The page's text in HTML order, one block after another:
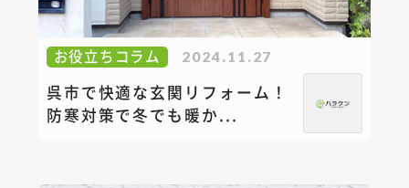
お役立ちコラム 2024.11.27
呉市で快適な玄関リフォーム！
防寒対策で冬でも暖か...